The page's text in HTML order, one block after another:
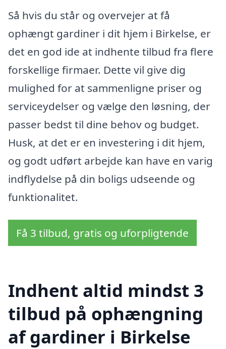
Så hvis du står og overvejer at få
ophængt gardiner i dit hjem i Birkelse, er
det en god ide at indhente tilbud fra flere
forskellige firmaer. Dette vil give dig
mulighed for at sammenligne priser og
serviceydelser og vælge den løsning, der
passer bedst til dine behov og budget.
Husk, at det er en investering i dit hjem,
og godt udført arbejde kan have en varig
indflydelse på din boligs udseende og
funktionalitet.
Få 3 tilbud, gratis og uforpligtende
Indhent altid mindst 3
tilbud på ophængning
af gardiner i Birkelse